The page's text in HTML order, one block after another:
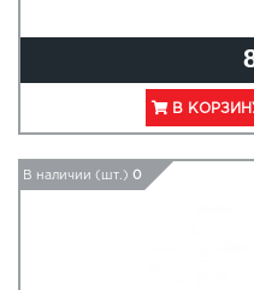
В
В наличии (шт.) 0